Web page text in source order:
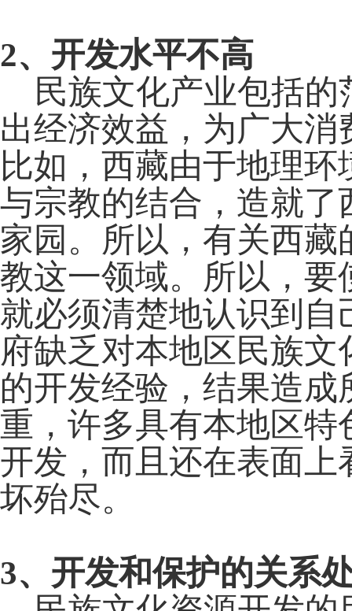
2、开发水平不高
民族文化产业包括的
出经济效益，为广大消
比如，西藏由于地理
与宗教的结合，造就
家园。所以，有关西
教这一领域。所以，
就必须清楚地认识到
府缺乏对本地区民族
的开发经验，结果造
重，许多具有本地区
开发，而且还在表面
坏殆尽。
3、开发和保护的关系